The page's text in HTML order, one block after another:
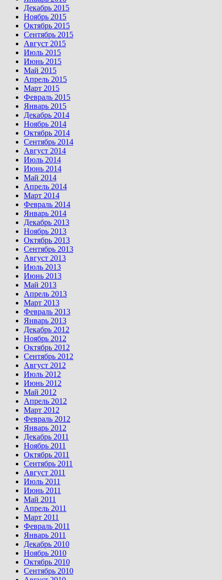
Декабрь 2015
Ноябрь 2015
Октябрь 2015
Сентябрь 2015
Август 2015
Июль 2015
Июнь 2015
Май 2015
Апрель 2015
Март 2015
Февраль 2015
Январь 2015
Декабрь 2014
Ноябрь 2014
Октябрь 2014
Сентябрь 2014
Август 2014
Июль 2014
Июнь 2014
Май 2014
Апрель 2014
Март 2014
Февраль 2014
Январь 2014
Декабрь 2013
Ноябрь 2013
Октябрь 2013
Сентябрь 2013
Август 2013
Июль 2013
Июнь 2013
Май 2013
Апрель 2013
Март 2013
Февраль 2013
Январь 2013
Декабрь 2012
Ноябрь 2012
Октябрь 2012
Сентябрь 2012
Август 2012
Июль 2012
Июнь 2012
Май 2012
Апрель 2012
Март 2012
Февраль 2012
Январь 2012
Декабрь 2011
Ноябрь 2011
Октябрь 2011
Сентябрь 2011
Август 2011
Июль 2011
Июнь 2011
Май 2011
Апрель 2011
Март 2011
Февраль 2011
Январь 2011
Декабрь 2010
Ноябрь 2010
Октябрь 2010
Сентябрь 2010